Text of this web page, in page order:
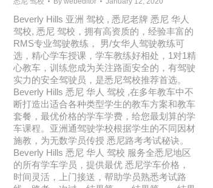
Beverly Hills 亚洲 驾校 , 悉尼老牌 悉尼 华人
驾校, 悉尼 驾校，拥有高资质的，经验丰富的
RMS专业驾驶教练， 男/女华人驾驶教练可
选，精心学车授课，学车教练好相处，1对1精
心教车，训练您成为关注路面安全的，有驾驶
实力的安全驾驶员，是悉尼驾校推荐首选。
Beverly Hills 悉尼 华人 驾校 ,在多年教车中不
断打造出适合各种类型学生的教车方案和教车
套餐，最优价格的学车学费，给您最划算的学
车课程。亚洲通驾驶学校根据学生的不同因材
施教，为无数学员传授 悉尼路考考试秘诀。
Beverly Hills 悉尼 华人 驾校 服务全悉尼地区
的所有学车学员，提供最优 悉尼学车价格，
时间灵活，上门接送，帮助学员熟悉考试路